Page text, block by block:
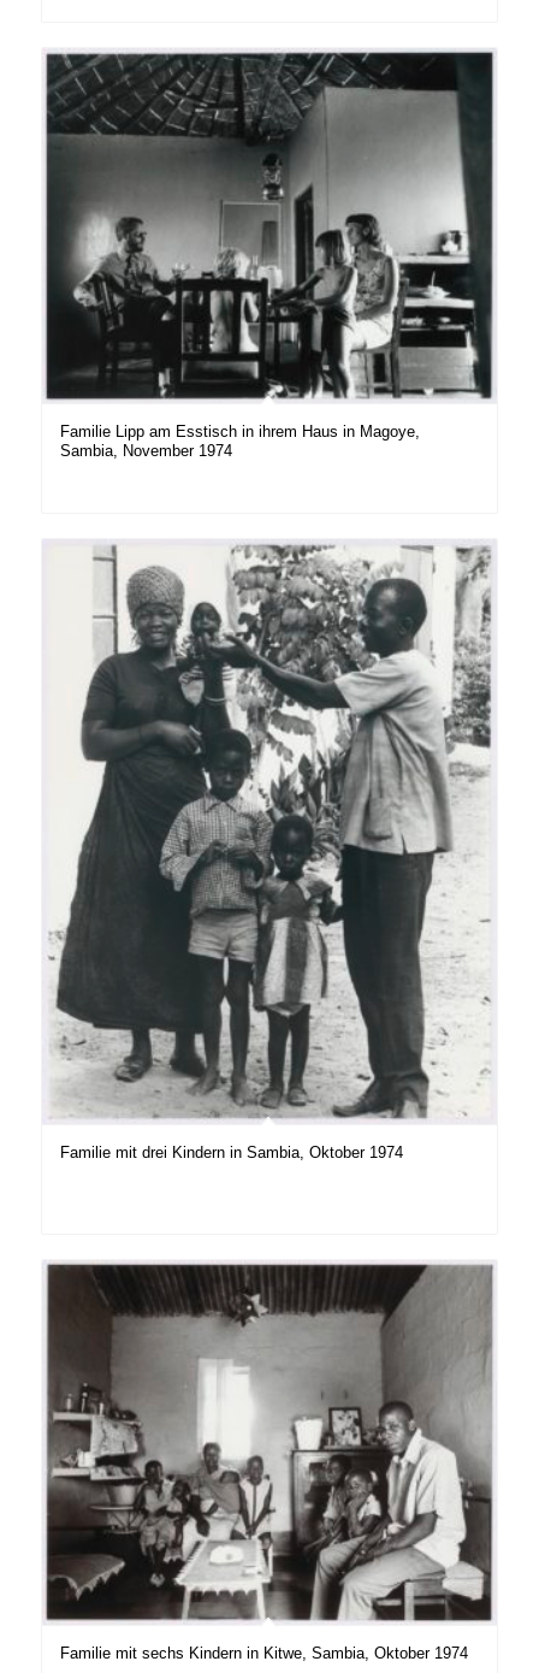
Familie Lipp am Esstisch in ihrem Haus in Magoye,
Sambia, November 1974
Familie mit drei Kindern in Sambia, Oktober 1974
Familie mit sechs Kindern in Kitwe, Sambia, Oktober 1974